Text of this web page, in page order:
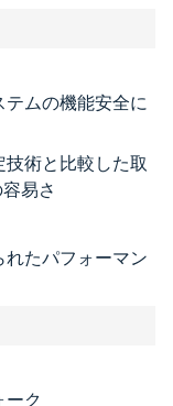
テムの機能安全に
技術と比較した取
易さ
れたパフォーマン
ーク